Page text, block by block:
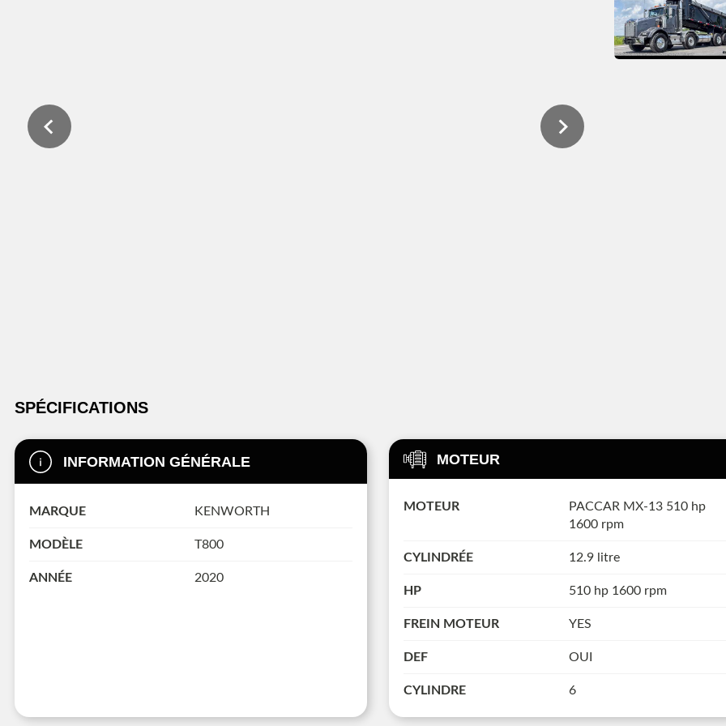
SPÉCIFICATIONS
INFORMATION GÉNÉRALE
MARQUE KENWORTH
MODÈLE T800
ANNÉE 2020
MOTEUR
MOTEUR
PACCAR MX-13 510 hp
1600 rpm
CYLINDRÉE 12.9 litre
HP 510 hp 1600 rpm
FREIN MOTEUR YES
DEF OUI
CYLINDRE 6